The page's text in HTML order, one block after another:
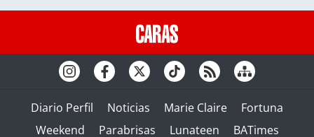
Diario Perfil Noticias Marie Claire
Fortuna
Weekend
Parabrisas Lunateen BATimes